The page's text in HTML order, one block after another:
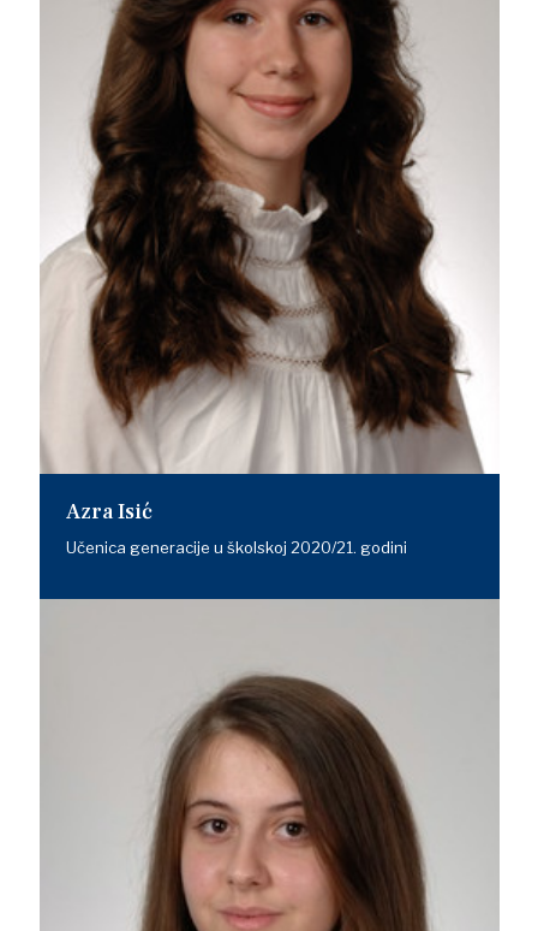
Azra Isić
Učenica generacije u školskoj 2020/21. godini